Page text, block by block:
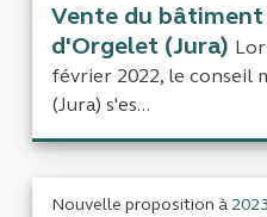
Vente du bâtiment
d'Orgelet (Jura)
février 2022, le conseil
(Jura) s'es...
Nouvelle proposition à